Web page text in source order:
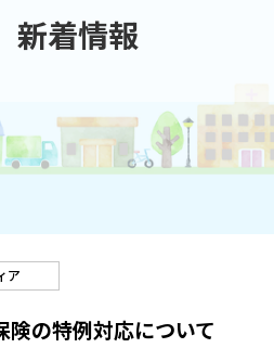
新着情報
ア
険の特例対応について